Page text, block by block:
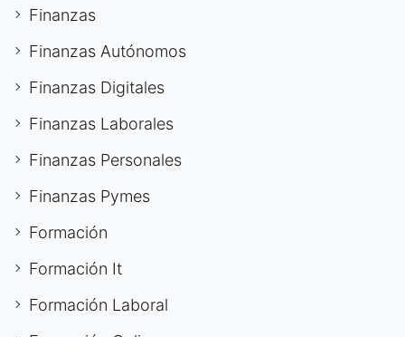
Finanzas
Finanzas Autónomos
Finanzas Digitales
Finanzas Laborales
Finanzas Personales
Finanzas Pymes
Formación
Formación It
Formación Laboral